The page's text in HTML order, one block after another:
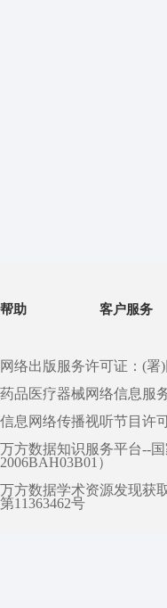
帮助 客户服务
网络出版服务许可证：(署
药品医疗器械网络信息服
信息网络传播视听节目许
万方数据知识服务平台--
2006BAH03B01）
万方数据学术资源发现获
第11363462号